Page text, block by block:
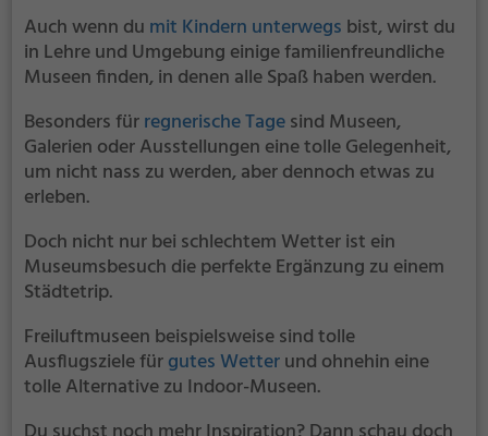
Auch wenn du mit Kindern unterwegs bist, wirst du
in Lehre und Umgebung einige familienfreundliche
Museen finden, in denen alle Spaß haben werden.
Besonders fürregnerische Tagesind Museen,
Galerien oder Ausstellungen eine tolle Gelegenheit,
um nicht nass zu werden, aber dennoch etwas zu
erleben.
Doch nicht nur bei schlechtem Wetter ist ein
Museumsbesuch die perfekte Ergänzung zu einem
Städtetrip.
Freiluftmuseen beispielsweise sind tolle
Ausflugsziele fürgutes Wetterund ohnehin eine
tolle Alternative zu Indoor-Museen.